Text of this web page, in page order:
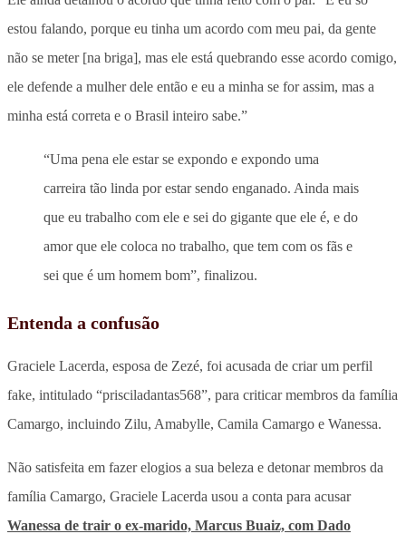
estou falando, porque eu tinha um acordo com meu pai, da gente
não se meter [na briga], mas ele está quebrando esse acordo comigo,
ele defende a mulher dele então e eu a minha se for assim, mas a
minha está correta e o Brasil inteiro sabe.”
“Uma pena ele estar se expondo e expondo uma
carreira tão linda por estar sendo enganado. Ainda mais
que eu trabalho com ele e sei do gigante que ele é, e do
amor que ele coloca no trabalho, que tem com os fãs e
sei que é um homem bom”, finalizou.
Entenda a confusão
Graciele Lacerda, esposa de Zezé, foi acusada de criar um perfil
fake, intitulado “prisciladantas568”, para criticar membros da família
Camargo, incluindo Zilu, Amabylle, Camila Camargo e Wanessa.
Não satisfeita em fazer elogios a sua beleza e detonar membros da
família Camargo, Graciele Lacerda usou a conta para acusar
Wanessa de trair o ex-marido, Marcus Buaiz, com Dado